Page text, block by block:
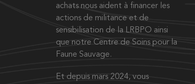
achats nous aident à financer les
actions de militance et de
sensibilisation de la LRBPO ainsi
que notre Centre de Soins pour la
Faune Sauvage.
Et depuis mars 2024, vous